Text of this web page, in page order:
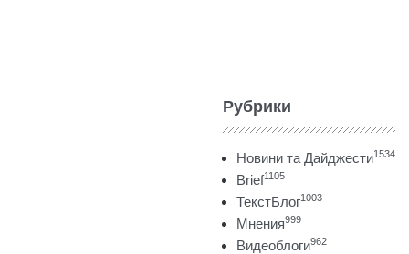
Рубрики
Новини та Дайджести1534
Brief1105
ТекстБлог1003
Мнения999
Видеоблоги962